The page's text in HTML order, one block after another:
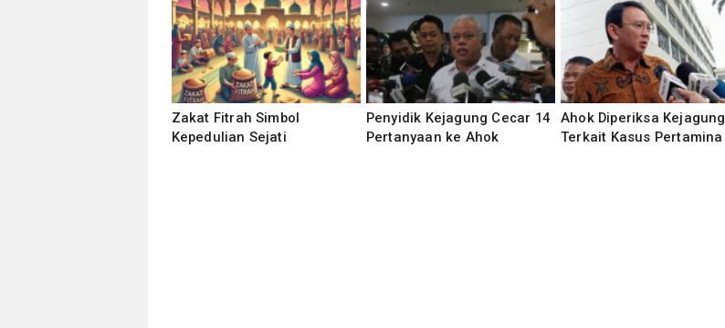
Zakat Fitrah Simbol
Kepedulian Sejati
Penyidik Kejagung Cecar 14
Pertanyaan ke Ahok
Ahok Diperiksa Kejagung
Terkait Kasus Pertamina